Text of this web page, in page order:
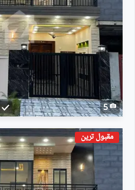
5
مقبول ترین